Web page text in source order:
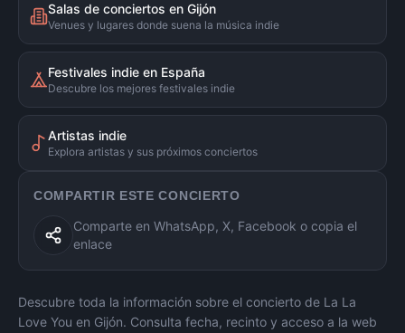
Salas de conciertos en Gijón
Venues y lugares donde suena la música indie
Festivales indie en España
Descubre los mejores festivales indie
Artistas indie
Explora artistas y sus próximos conciertos
COMPARTIR ESTE CONCIERTO
Comparte en WhatsApp, X, Facebook o copia el
enlace
Descubre toda la información sobre el concierto de La La
Love You en Gijón. Consulta fecha, recinto y acceso a la web